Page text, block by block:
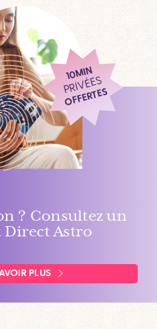
10MIN
PRIVÉES
OFFERTES
? Consultez un
Direct Astro
PLUS